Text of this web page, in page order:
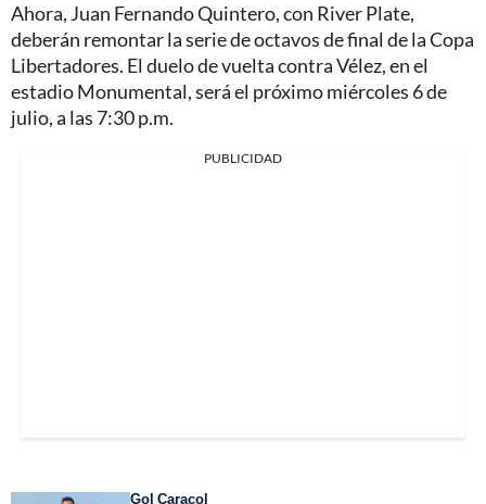
Ahora, Juan Fernando Quintero, con River Plate,
deberán remontar la serie de octavos de final de la Copa
Libertadores. El duelo de vuelta contra Vélez, en el
estadio Monumental, será el próximo miércoles 6 de
julio, a las 7:30 p.m.
PUBLICIDAD
Gol Caracol